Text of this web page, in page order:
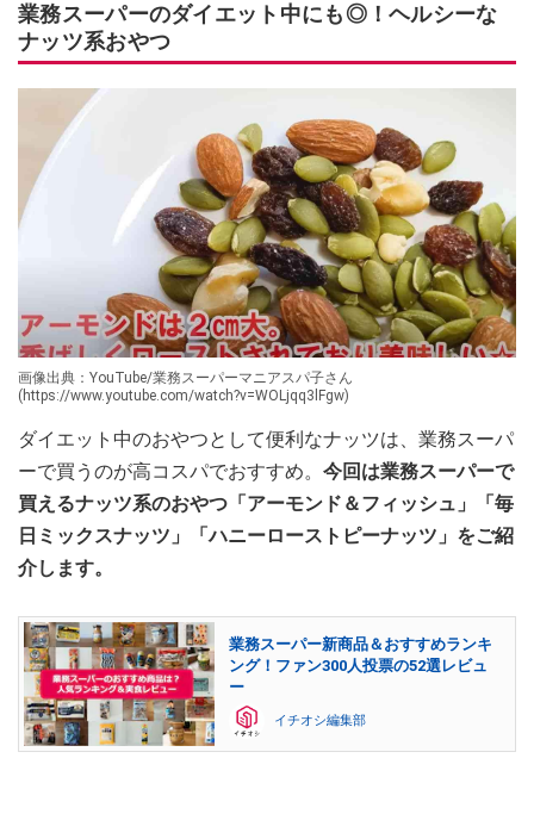
業務スーパーのダイエット中にも◎！ヘルシーな
ナッツ系おやつ
画像出典：YouTube/業務スーパーマニアスパ子さん
(https://www.youtube.com/watch?v=WOLjqq3lFgw)
ダイエット中のおやつとして便利なナッツは、業務スーパ
ーで買うのが高コスパでおすすめ。 今回は業務スーパーで
買えるナッツ系のおやつ「アーモンド＆フィッシュ」「毎
日ミックスナッツ」「ハニーローストピーナッツ」をご紹
介します。
業務スーパー新商品＆おすすめランキ
ング！ファン300人投票の52選レビュ
ー
イチオシ編集部